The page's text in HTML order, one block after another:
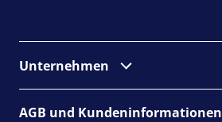
Unternehmen
AGB und Kunden­informationen